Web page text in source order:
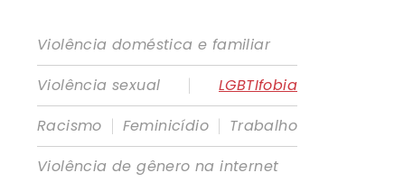
Violência doméstica e familiar
Violência sexual
|
LGBTIfobia
Racismo | Feminicídio | Trabalho
Violência de gênero na internet